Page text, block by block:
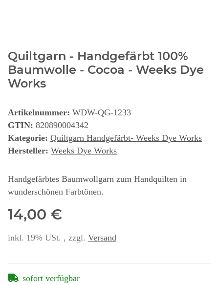
Quiltgarn - Handgefärbt 100%
Baumwolle - Cocoa - Weeks Dye
Works
Artikelnummer: WDW-QG-1233
GTIN: 820890004342
Kategorie: Quiltgarn Handgefärbt- Weeks Dye Works
Hersteller: Weeks Dye Works
Handgefärbtes Baumwollgarn zum Handquilten in
wunderschönen Farbtönen.
14,00 €
inkl. 19% USt. , zzgl. Versand
sofort verfügbar